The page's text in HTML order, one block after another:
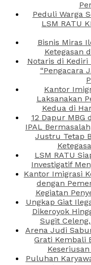
Peduli Warga
LSM RATU
Bisnis Miras
Ketegasan
Notaris di Kediri
“Pengacara
Kantor
Laksanakan
Kedua di
12 Dapur MBG
IPAL
Justru Tetap
LSM RATU
Investigatif
Kantor Imigrasi
dengan
Kegiatan
Ungkap Giat
Dikeroyok
Sugit
Arena Judi
Grati Kembali
Puluhan